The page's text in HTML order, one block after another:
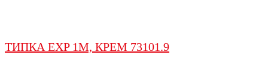
ТИПКА EXP 1M, КРЕМ 73101.9